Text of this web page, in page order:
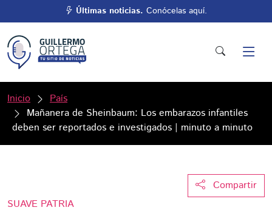
Últimas noticias. Conócelas aquí.
Inicio
País
Mañanera de Sheinbaum: Los embarazos infantiles
deben ser reportados e investigados | minuto a minuto
Compartir
SUAVE PATRIA